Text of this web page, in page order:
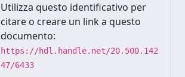
Utilizza questo identificativo per
citare o creare un link a questo
documento:
https://hdl.handle.net/20.500.142
47/6433